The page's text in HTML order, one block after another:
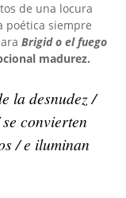
de una locura
poética siempre
Brigid o el fuego
madurez.
la desnudez /
convierten
/ e iluminan